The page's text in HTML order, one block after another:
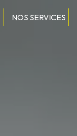
NOS SERVICES